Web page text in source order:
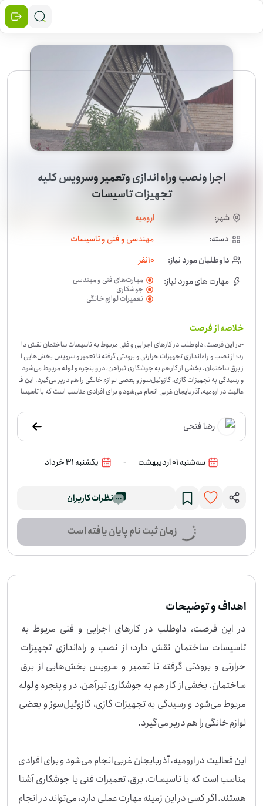
اجرا ونصب وراه اندازی وتعمیر وسرویس کليه
تجهیزات تاسیسات
شهر:
ارومیه
دسته:
مهندسی و فنی و تاسیسات
داوطلبان مورد نیاز:
10نفر
مهارت های مورد نیاز:
مهارت‌های فنی و مهندسی
جوشکاری
تعمیرات لوازم خانگی
خلاصه از فرصت
-در این فرصت، داوطلب در کارهای اجرایی و فنی مربوط به تاسیسات ساختمان نقش دا
رد؛ از نصب و راه‌اندازی تجهیزات حرارتی و برودتی گرفته تا تعمیر و سرویس بخش‌هایی ا
ز برق ساختمان. بخشی از کار هم به جوشکاری تیرآهن، در و پنجره و لوله مربوط می‌شود
و رسیدگی به تجهیزات گازی، گازوئیل‌سوز و بعضی لوازم خانگی را هم دربر می‌گیرد. این ف
عالیت در ارومیه، آذربایجان غربی انجام می‌شود و برای افرادی مناسب است که با تاسیسا
د، می‌تواند در انجام کارهای مشخص و موردنیاز پروژه اثر مثبت داشته باشد. اگر در کارها
ی فنی و تاسیساتی مهارت دارید، می‌توانید برای این فرصت اعلام آمادگی کنید.
رضا فتحی
سه‌شنبه 01 اردیبهشت - یکشنبه 31 خرداد
نظرات کاربران
زمان ثبت نام پایان یافته است
اهداف و توضیحات
در این فرصت، داوطلب در کارهای اجرایی و فنی مربوط به
تاسیسات ساختمان نقش دارد؛ از نصب و راه‌اندازی تجهیزات
حرارتی و برودتی گرفته تا تعمیر و سرویس بخش‌هایی از برق
ساختمان. بخشی از کار هم به جوشکاری تیرآهن، در و پنجره و لوله
مربوط می‌شود و رسیدگی به تجهیزات گازی، گازوئیل‌سوز و بعضی
این فعالیت در ارومیه، آذربایجان غربی انجام می‌شود و برای افرادی
مناسب است که با تاسیسات، برق، تعمیرات فنی یا جوشکاری آشنا
هستند. اگر کسی در این زمینه مهارت عملی دارد، می‌تواند در انجام